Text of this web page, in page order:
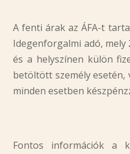
A fenti árak az ÁFA-t
Idegenforgalmi adó, mely
és a helyszínen külön
betöltött személy esetén,
minden esetben
Fontos információk a